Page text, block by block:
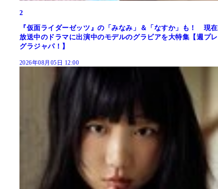
2
『仮面ライダーゼッツ』の「みなみ」＆「なすか」も！ 現在
放送中のドラマに出演中のモデルのグラビアを大特集【週プレ
グラジャパ！】
2026年08月05日 12:00